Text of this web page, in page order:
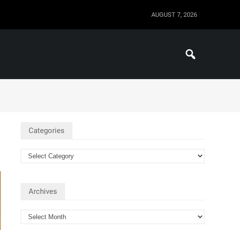
AUGUST 7, 2026
Categories
Archives